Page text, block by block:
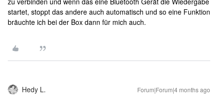
startet, stoppt das andere auch automatisch und so eine Funktion
bräuchte ich bei der Box dann für mich auch.
Hedy L. Forum|Forum|4 months ago